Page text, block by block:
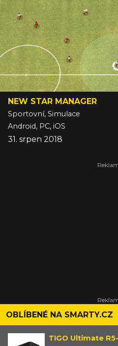
NEW STAR MANAGER
Sportovní, Simulace
Android, PC, iOS
31. srpen 2018
OBLÍBENÉ NA SMARTY.CZ
TIGO Ultimate